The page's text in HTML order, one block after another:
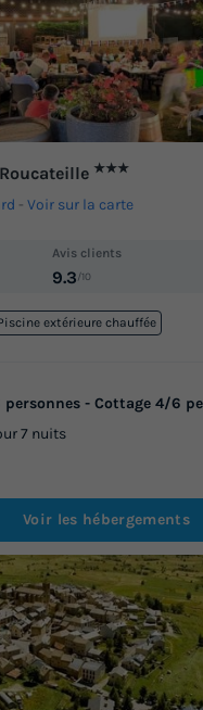
★★★
-Voir sur la carte
Avis clients
9.3/10
extérieure chauffée
personnes - Cottage 4/6
7 nuits
Voir les hébergements